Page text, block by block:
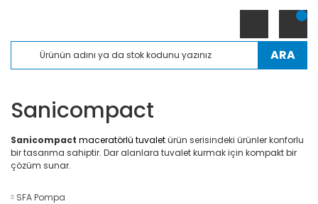
ARA
Sanicompact
Sanicompact maceratörlü tuvaletürün serisindeki ürünler konforlu
bir tasarıma sahiptir. Dar alanlara tuvalet kurmak için kompakt bir
çözüm sunar.
SFA Pompa